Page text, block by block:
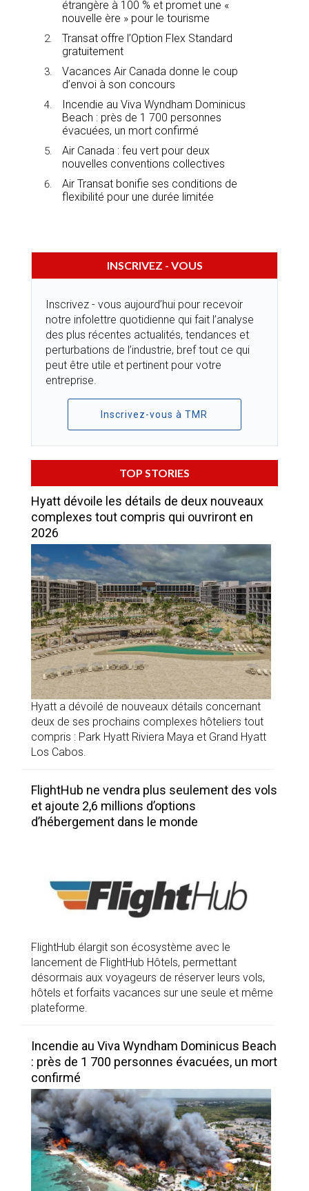
étrangère à 100 % et promet une «
nouvelle ère » pour le tourisme
Transat offre l’Option Flex Standard
gratuitement
Vacances Air Canada donne le coup
d’envoi à son concours
Incendie au Viva Wyndham Dominicus
Beach : près de 1 700 personnes
évacuées, un mort confirmé
Air Canada : feu vert pour deux
nouvelles conventions collectives
Air Transat bonifie ses conditions de
flexibilité pour une durée limitée
INSCRIVEZ - VOUS
Inscrivez - vous aujourd’hui pour recevoir
notre infolettre quotidienne qui fait l’analyse
des plus récentes actualités, tendances et
perturbations de l’industrie, bref tout ce qui
peut être utile et pertinent pour votre
entreprise.
Inscrivez-vous à TMR
TOP STORIES
Hyatt dévoile les détails de deux nouveaux
complexes tout compris qui ouvriront en
2026
Hyatt a dévoilé de nouveaux détails concernant
deux de ses prochains complexes hôteliers tout
compris : Park Hyatt Riviera Maya et Grand Hyatt
Los Cabos.
FlightHub ne vendra plus seulement des vols
et ajoute 2,6 millions d’options
d’hébergement dans le monde
FlightHub élargit son écosystème avec le
lancement de FlightHub Hôtels, permettant
désormais aux voyageurs de réserver leurs vols,
hôtels et forfaits vacances sur une seule et même
plateforme.
Incendie au Viva Wyndham Dominicus Beach
: près de 1 700 personnes évacuées, un mort
confirmé